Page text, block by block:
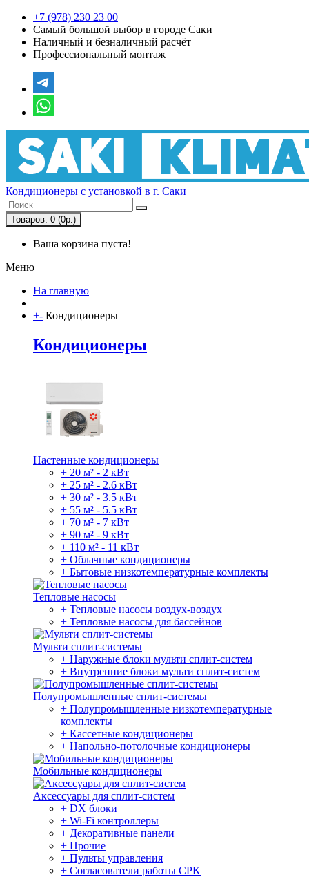
+7 (978) 230 23 00
Самый большой выбор в городе Саки
Наличный и безналичный расчёт
Профессиональный монтаж
Кондиционеры с установкой в г. Саки
Товаров: 0 (0р.)
Ваша корзина пуста!
Меню
На главную
+- Кондиционеры
Кондиционеры
Настенные кондиционеры
+ 20 м² - 2 кВт
+ 25 м² - 2.6 кВт
+ 30 м² - 3.5 кВт
+ 55 м² - 5.5 кВт
+ 70 м² - 7 кВт
+ 90 м² - 9 кВт
+ 110 м² - 11 кВт
+ Облачные кондиционеры
+ Бытовые низкотемпературные комплекты
Тепловые насосы
+ Тепловые насосы воздух-воздух
+ Тепловые насосы для бассейнов
Мульти сплит-системы
+ Наружные блоки мульти сплит-систем
+ Внутренние блоки мульти сплит-систем
Полупромышленные сплит-системы
+ Полупромышленные низкотемпературные
комплекты
+ Кассетные кондиционеры
+ Напольно-потолочные кондиционеры
Мобильные кондиционеры
Аксессуары для сплит-систем
+ DX блоки
+ Wi-Fi контроллеры
+ Декоративные панели
+ Прочие
+ Пульты управления
+ Согласователи работы CPK